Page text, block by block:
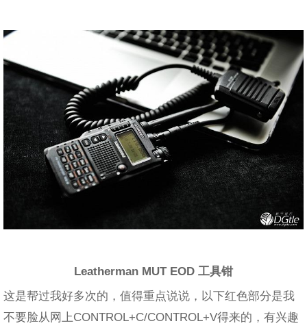
Leatherman MUT EOD 工具钳
这是帮过我好多次的，值得重点说说，以下红色部分是我
不要脸从网上CONTROL+C/CONTROL+V得来的，有兴趣